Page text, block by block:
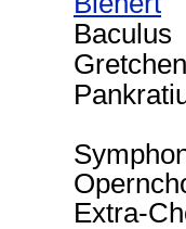
Baculus
Gretchen
Extra-